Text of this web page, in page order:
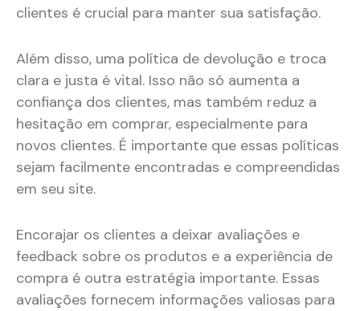
clientes é crucial para manter sua satisfação.
Além disso, uma política de devolução e troca
clara e justa é vital. Isso não só aumenta a
confiança dos clientes, mas também reduz a
hesitação em comprar, especialmente para
novos clientes. É importante que essas políticas
sejam facilmente encontradas e compreendidas
em seu site.
Encorajar os clientes a deixar avaliações e
feedback sobre os produtos e a experiência de
compra é outra estratégia importante. Essas
avaliações fornecem informações valiosas para